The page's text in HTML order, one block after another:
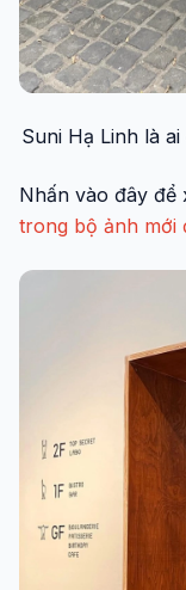
Suni Hạ Linh là
Nhấn vào đây để
trong bộ ảnh mới